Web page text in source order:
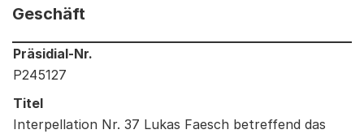
Geschäft
Informationen zum Ausgewählten Geschäft
Präsidial-Nr.
P245127
Titel
Interpellation Nr. 37 Lukas Faesch betreffend das